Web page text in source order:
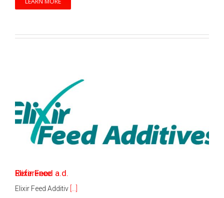
Elixir Feed a.d.
Reference
Elixir Feed Additiv [...]